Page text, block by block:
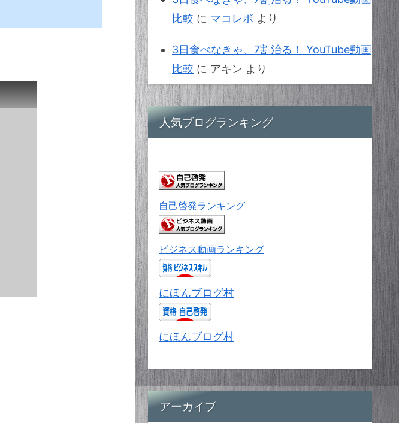
比較 に マコレボ より
3日食べなきゃ、7割治る！ YouTube動画
比較 に アキン より
人気ブログランキング
自己啓発ランキング
ビジネス動画ランキング
にほんブログ村
にほんブログ村
アーカイブ